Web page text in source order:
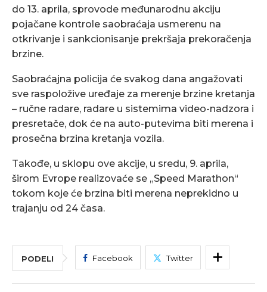
do 13. aprila, sprovode međunarodnu akciju
pojačane kontrole saobraćaja usmerenu na
otkrivanje i sankcionisanje prekršaja prekoračenja
brzine.
Saobraćajna policija će svakog dana angažovati
sve raspoložive uređaje za merenje brzine kretanja
– ručne radare, radare u sistemima video-nadzora i
presretače, dok će na auto-putevima biti merena i
prosečna brzina kretanja vozila.
Takođe, u sklopu ove akcije, u sredu, 9. aprila,
širom Evrope realizovaće se „Speed Marathon“
tokom koje će brzina biti merena neprekidno u
trajanju od 24 časa.
PODELI Facebook Twitter